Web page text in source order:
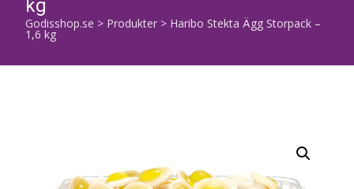
kg
Godisshop.se > Produkter > Haribo Stekta Ägg Storpack –
1,6 kg